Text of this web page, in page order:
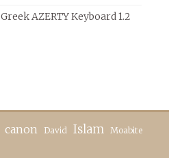
Greek AZERTY Keyboard 1.2
canon David Islam Moabite